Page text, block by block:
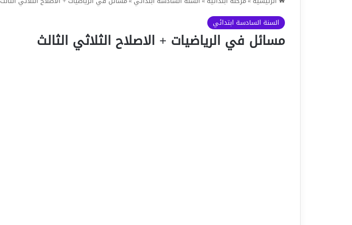
السنة السادسة ابتدائي
مسائل في الرياضيات + الاصلاح الثلاثي الثالث